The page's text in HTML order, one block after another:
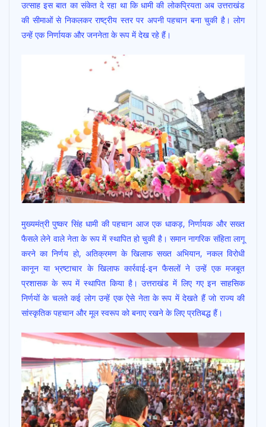
उत्साह इस बात का संकेत दे रहा था कि धामी की लोकप्रियता अब उत्तराखंड
की सीमाओं से निकलकर राष्ट्रीय स्तर पर अपनी पहचान बना चुकी है। लोग
उन्हें एक निर्णायक और जननेता के रूप में देख रहे हैं।
मुख्यमंत्री पुष्कर सिंह धामी की पहचान आज एक धाकड़, निर्णायक और सख्त
फैसले लेने वाले नेता के रूप में स्थापित हो चुकी है। समान नागरिक संहिता लागू
करने का निर्णय हो, अतिक्रमण के खिलाफ सख्त अभियान, नकल विरोधी
कानून या भ्रष्टाचार के खिलाफ कार्रवाई-इन फैसलों ने उन्हें एक मजबूत
प्रशासक के रूप में स्थापित किया है। उत्तराखंड में लिए गए इन साहसिक
निर्णयों के चलते कई लोग उन्हें एक ऐसे नेता के रूप में देखते हैं जो राज्य की
सांस्कृतिक पहचान और मूल स्वरूप को बनाए रखने के लिए प्रतिबद्ध हैं।